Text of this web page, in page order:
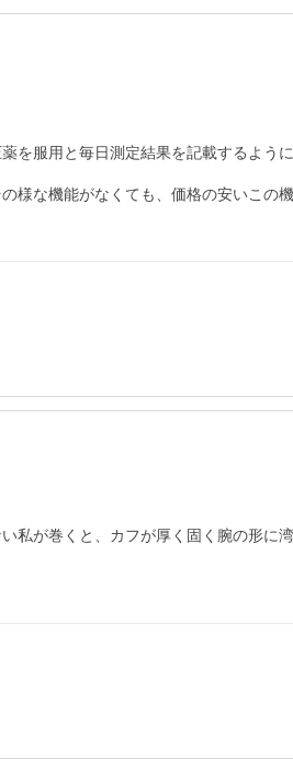
服用と毎日測定結果を記載するよう
な機能がなくても、価格の安いこの
が巻くと、カフが厚く固く腕の形に